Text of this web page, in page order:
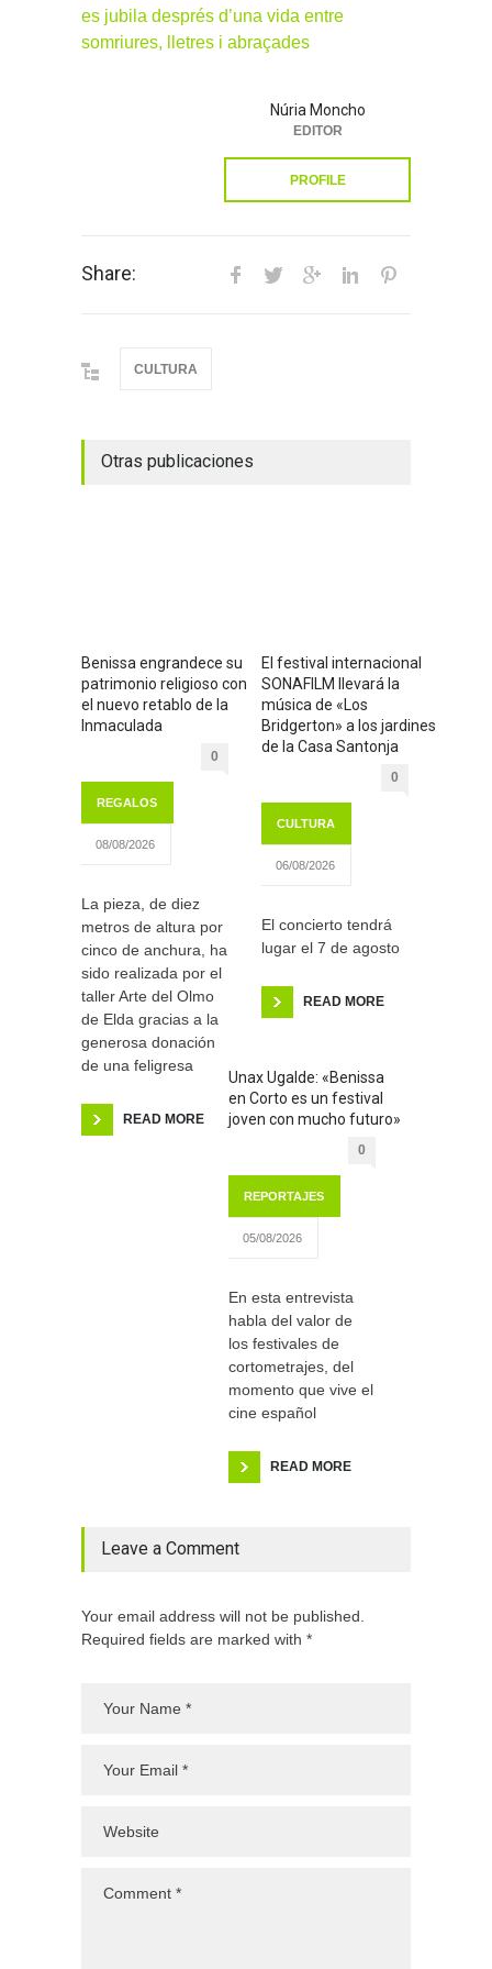
es jubila després d’una vida entre
somriures, lletres i abraçades
Núria Moncho
EDITOR
PROFILE
Share:
CULTURA
Otras publicaciones
Benissa engrandece su
patrimonio religioso con
el nuevo retablo de la
Inmaculada
0
REGALOS
08/08/2026
La pieza, de diez
metros de altura por
cinco de anchura, ha
sido realizada por el
taller Arte del Olmo
de Elda gracias a la
generosa donación
de una feligresa
READ MORE
El festival internacional
SONAFILM llevará la
música de «Los
Bridgerton» a los jardines
de la Casa Santonja
0
CULTURA
06/08/2026
El concierto tendrá
lugar el 7 de agosto
READ MORE
Unax Ugalde: «Benissa
en Corto es un festival
joven con mucho futuro»
0
REPORTAJES
05/08/2026
En esta entrevista
habla del valor de
los festivales de
cortometrajes, del
momento que vive el
cine español
READ MORE
Leave a Comment
Your email address will not be published.
Required fields are marked with *